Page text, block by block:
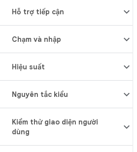
Hỗ trợ tiếp cận
Chạm và nhập
Hiệu suất
Nguyên tắc kiểu
Kiểm thử giao diện người
dùng